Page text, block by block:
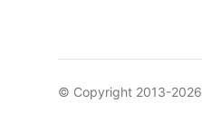
© Copyright 2013-2026